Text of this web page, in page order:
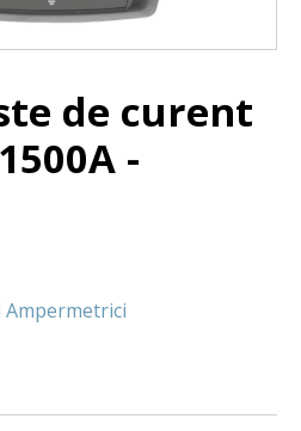
de curent
-
Ampermetrici